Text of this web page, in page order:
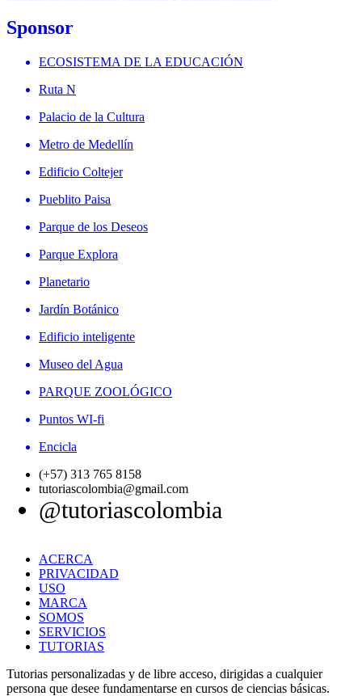
Sponsor
ECOSISTEMA DE LA EDUCACIÓN
Ruta N
Palacio de la Cultura
Metro de Medellín
Edificio Coltejer
Pueblito Paisa
Parque de los Deseos
Parque Explora
Planetario
Jardín Botánico
Edificio inteligente
Museo del Agua
PARQUE ZOOLÓGICO
Puntos WI-fi
Encicla
(+57) 313 765 8158
tutoriascolombia@gmail.com
@tutoriascolombia
ACERCA
PRIVACIDAD
USO
MARCA
SOMOS
SERVICIOS
TUTORIAS
Tutorias personalizadas y de libre acceso, dirigidas a cualquier
persona que desee fundamentarse en cursos de ciencias básicas.